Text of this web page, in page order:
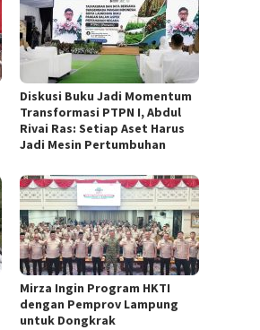
Diskusi Buku Jadi Momentum
Transformasi PTPN I, Abdul
Rivai Ras: Setiap Aset Harus
Jadi Mesin Pertumbuhan
Mirza Ingin Program HKTI
dengan Pemprov Lampung
untuk Dongkrak